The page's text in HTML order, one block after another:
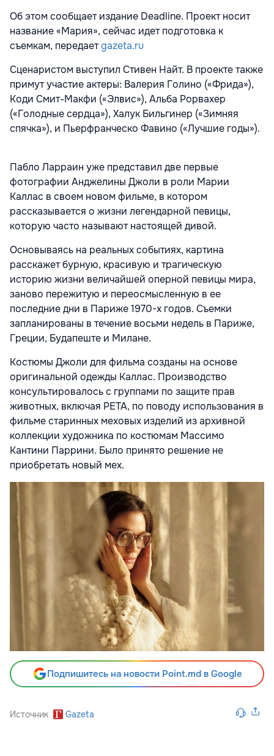
Об этом сообщает издание Deadline. Проект носит
название «Мария», сейчас идет подготовка к
съемкам, передаетgazeta.ru
Сценаристом выступил Стивен Найт. В проекте также
примут участие актеры: Валерия Голино («Фрида»),
Коди Смит-Макфи («Элвис»), Альба Рорвахер
(«Голодные сердца»), Халук Бильгинер («Зимняя
спячка»), и Пьерфранческо Фавино («Лучшие годы»).
Пабло Ларраин уже представил две первые
фотографии Анджелины Джоли в роли Марии
Каллас в своем новом фильме, в котором
рассказывается о жизни легендарной певицы,
которую часто называют настоящей дивой.
Основываясь на реальных событиях, картина
расскажет бурную, красивую и трагическую
историю жизни величайшей оперной певицы мира,
заново пережитую и переосмысленную в ее
последние дни в Париже 1970-х годов. Съемки
запланированы в течение восьми недель в Париже,
Греции, Будапеште и Милане.
Костюмы Джоли для фильма созданы на основе
оригинальной одежды Каллас. Производство
консультировалось с группами по защите прав
животных, включая PETA, по поводу использования в
фильме старинных меховых изделий из архивной
коллекции художника по костюмам Массимо
Кантини Паррини. Было принято решение не
приобретать новый мех.
Подпишитесь на новости Point.md в Google
Источник Gazeta